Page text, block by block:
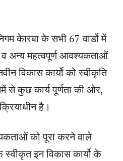
केारबा के सभी 67 वार्डो में
व अन्य महत्वपूर्ण आवश्यकताओं
विकास कार्यो को स्वीकृति
से कुछ कार्य पूर्णता की ओर,
है।
को पूरा करने वाले
इन विकास कार्यो के